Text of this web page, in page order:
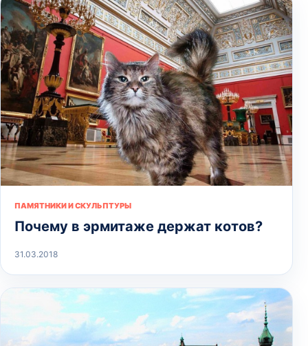
ПАМЯТНИКИ И СКУЛЬПТУРЫ
Почему в эрмитаже держат котов?
31.03.2018